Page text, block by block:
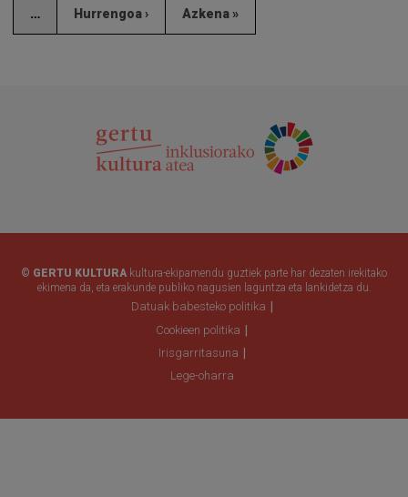
… Hurrengoa › Azkena »
© GERTU KULTURA kultura-ekipamendu guztiek parte har dezaten irekitako
ekimena da, eta erakunde publiko nagusien laguntza eta lankidetza du.
Datuak babesteko politika
Cookieen politika
Irisgarritasuna
Lege-oharra